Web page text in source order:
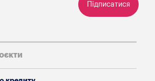
Підписатися